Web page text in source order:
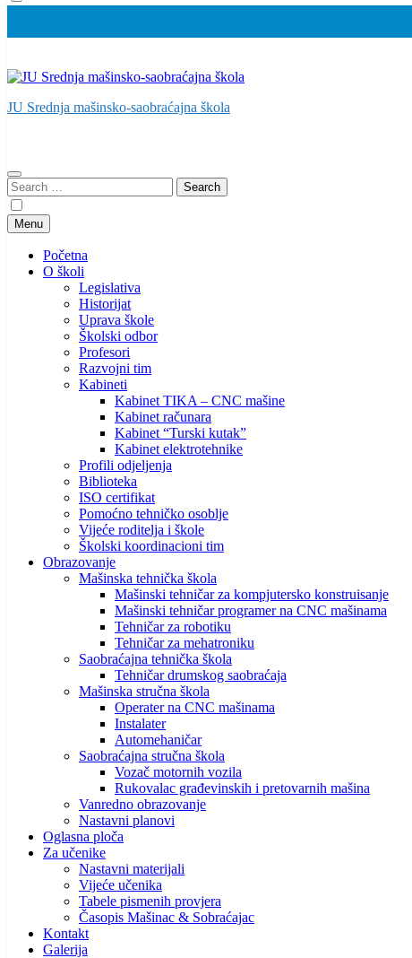
JU Srednja mašinsko-saobraćajna škola
Search
for:
Menu
Početna
O školi
Legislativa
Historijat
Uprava škole
Školski odbor
Profesori
Razvojni tim
Kabineti
Kabinet TIKA – CNC mašine
Kabinet računara
Kabinet “Turski kutak”
Kabinet elektrotehnike
Profili odjeljenja
Biblioteka
ISO certifikat
Pomoćno tehničko osoblje
Vijeće roditelja i škole
Školski koordinacioni tim
Obrazovanje
Mašinska tehnička škola
Mašinski tehničar za kompjutersko konstruisanje
Mašinski tehničar programer na CNC mašinama
Tehničar za robotiku
Tehničar za mehatroniku
Saobraćajna tehnička škola
Tehničar drumskog saobraćaja
Mašinska stručna škola
Operater na CNC mašinama
Instalater
Automehaničar
Saobraćajna stručna škola
Vozač motornih vozila
Rukovalac građevinskih i pretovarnih mašina
Vanredno obrazovanje
Nastavni planovi
Oglasna ploča
Za učenike
Nastavni materijali
Vijeće učenika
Tabele pismenih provjera
Časopis Mašinac & Sobraćajac
Kontakt
Galerija